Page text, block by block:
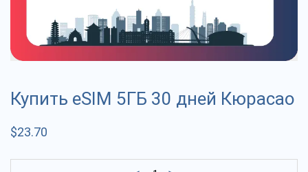
Купить eSIM 5ГБ 30 дней Кюрасао
$23.70